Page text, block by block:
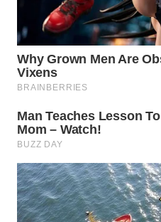
WN
LANGKAT
WN
TAPANULI
SELATAN
WN
TANJUNG
LESUNG
WN
KARO